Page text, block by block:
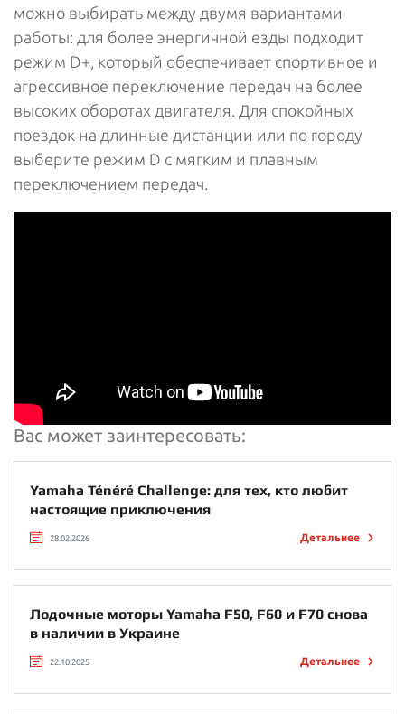
можно выбирать между двумя вариантами
работы: для более энергичной езды подходит
режим D+, который обеспечивает спортивное и
агрессивное переключение передач на более
высоких оборотах двигателя. Для спокойных
поездок на длинные дистанции или по городу
выберите режим D с мягким и плавным
переключением передач.
Вас может заинтересовать:
Yamaha Ténéré Challenge: для тех, кто любит
настоящие приключения
28.02.2026 Детальнее
Лодочные моторы Yamaha F50, F60 и F70 снова
в наличии в Украине
22.10.2025 Детальнее